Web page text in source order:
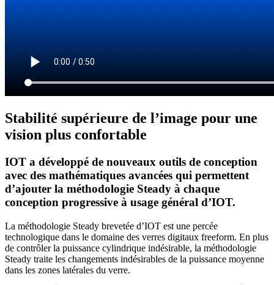
Stabilité supérieure de l’image pour une
vision plus confortable
IOT a développé de nouveaux outils de conception
avec des mathématiques avancées qui permettent
d’ajouter la méthodologie Steady à chaque
conception progressive à usage général d’IOT.
La méthodologie Steady brevetée d’IOT est une percée
technologique dans le domaine des verres digitaux freeform. En plus
de contrôler la puissance cylindrique indésirable, la méthodologie
Steady traite les changements indésirables de la puissance moyenne
dans les zones latérales du verre.